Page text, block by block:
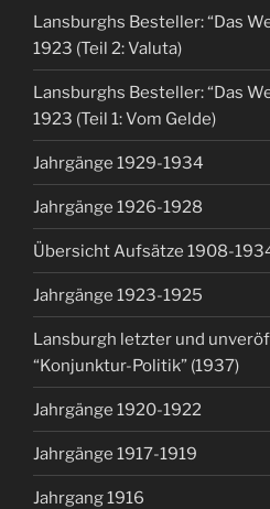
Lansburghs Besteller: “Das
1923 (Teil 2: Valuta)
Lansburghs Besteller: “Das
1923 (Teil 1: Vom Gelde)
Jahrgänge 1929-1934
Jahrgänge 1926-1928
Übersicht Aufsätze 1908-
Jahrgänge 1923-1925
Lansburgh letzter und
“Konjunktur-Politik” (1937)
Jahrgänge 1920-1922
Jahrgänge 1917-1919
Jahrgang 1916